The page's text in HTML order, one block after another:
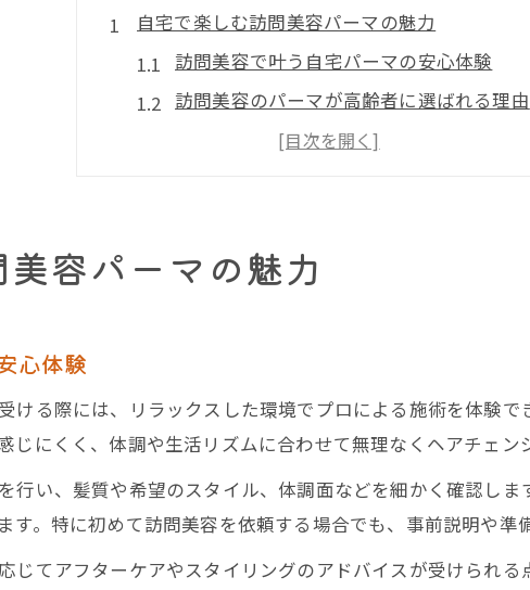
自宅で楽しむ訪問美容パーマの魅力
訪問美容で叶う自宅パーマの安心体験
訪問美容のパーマが高齢者に選ばれる理由
訪問美容パーマで自分らしい髪型を実現
訪問美容の料金相場と賢い選び方
訪問美容の料金相場を知って予算管理
追加料金に注意して訪問美容を賢く利用
パーマを自宅で安心して受けるコツ
訪問美容で失敗しない施術のポイント
パーマに向かない髪質への訪問美容対応策
容パーマの魅力
心体験
ける際には、リラックスした環境でプロによる施術を体験
にくく、体調や生活リズムに合わせて無理なくヘアチェン
行い、髪質や希望のスタイル、体調面などを細かく確認し
す。特に初めて訪問美容を依頼する場合でも、事前説明や準
じてアフターケアやスタイリングのアドバイスが受けられ